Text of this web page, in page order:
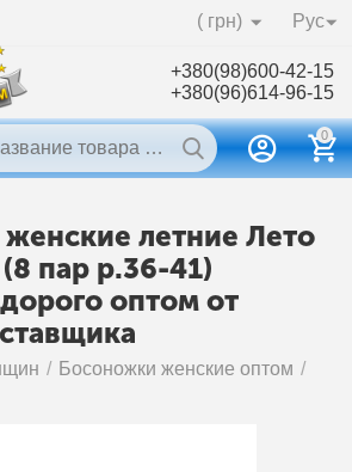
Рус
( грн)
+380(98)600-42-15
+380(96)614-96-15
0
летние Лето
пар р.36-41)
оптом от
/ Босоножки женские оптом /